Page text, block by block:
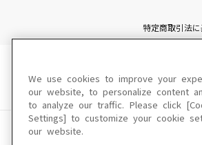
特定商取引法
このサイトに
We use cookies to improve your
our website, to personalize content
to analyze our traffic. Please click
Settings] to customize your cookie
our website.